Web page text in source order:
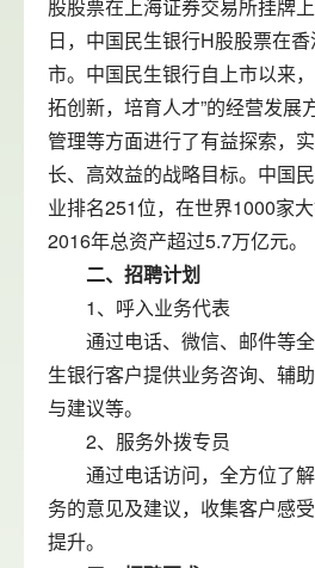
股股票在上海证券交易所挂牌
日，中国民生银行H股股票在
市。中国民生银行自上市以来
拓创新，培育人才”的经营发展
管理等方面进行了有益探索，
长、高效益的战略目标。中国
业排名251位，在世界1000家
2016年总资产超过5.7万亿元。
二、招聘计划
1、呼入业务代表
通过电话、微信、邮件等
生银行客户提供业务咨询、辅
与建议等。
2、服务外拨专员
通过电话访问，全方位了
务的意见及建议，收集客户感
提升。